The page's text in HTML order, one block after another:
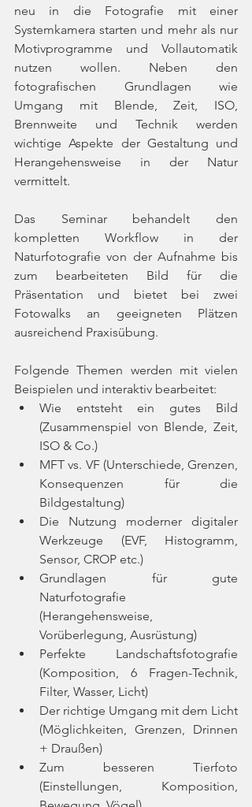
neu in die Fotografie mit einer
Systemkamera starten und mehr als nur
Motivprogramme und Vollautomatik
nutzen wollen. Neben den
fotografischen Grundlagen wie
Umgang mit Blende, Zeit, ISO,
Brennweite und Technik werden
wichtige Aspekte der Gestaltung und
Herangehensweise in der Natur
vermittelt.
Das Seminar behandelt den
kompletten Workflow in der
Naturfotografie von der Aufnahme bis
zum bearbeiteten Bild für die
Präsentation und bietet bei zwei
Fotowalks an geeigneten Plätzen
ausreichend Praxisübung.
Folgende Themen werden mit vielen
Beispielen und interaktiv bearbeitet:
Wie entsteht ein gutes Bild
(Zusammenspiel von Blende, Zeit,
ISO & Co.)
MFT vs. VF (Unterschiede, Grenzen,
Konsequenzen für die
Bildgestaltung)
Die Nutzung moderner digitaler
Werkzeuge (EVF, Histogramm,
Sensor, CROP etc.)
Grundlagen für gute
Naturfotografie
(Herangehensweise,
Vorüberlegung, Ausrüstung)
Perfekte Landschaftsfotografie
(Komposition, 6 Fragen-Technik,
Filter, Wasser, Licht)
Der richtige Umgang mit dem Licht
(Möglichkeiten, Grenzen, Drinnen
+ Draußen)
Zum besseren Tierfoto
(Einstellungen, Komposition,